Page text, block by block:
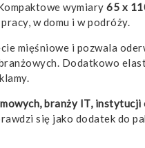
wymiary 65 x
w domu i w podróży.
mięśniowe i pozwala
Dodatkowo
branży IT,
się jako dodatek do